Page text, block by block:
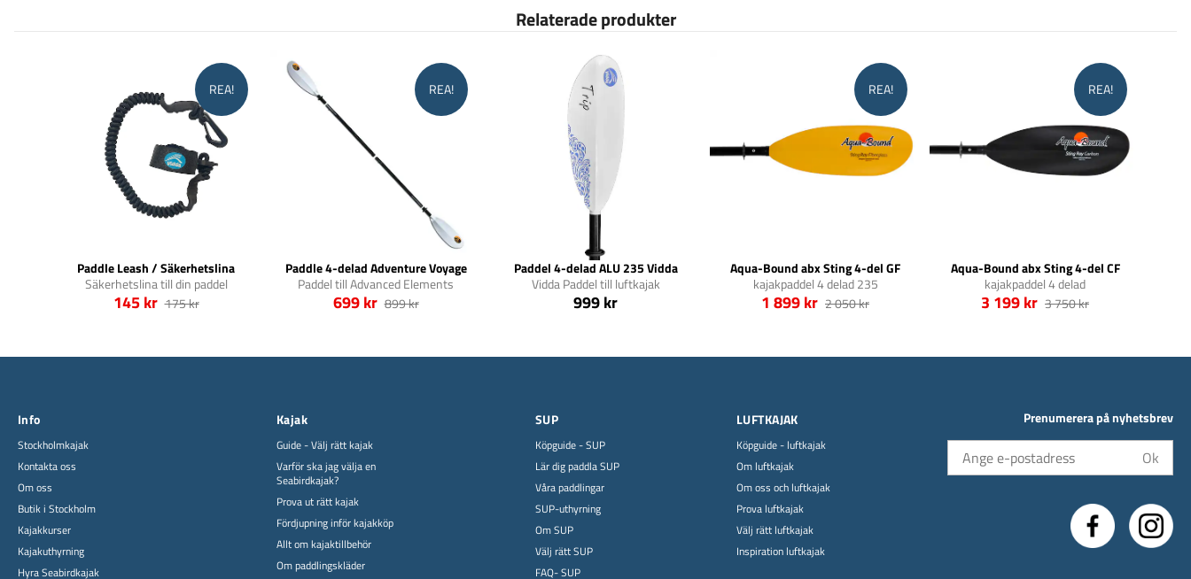
Relaterade produkter
REA!
Paddle Leash / Säkerhetslina
Säkerhetslina till din paddel
145 kr 175 kr
REA!
Paddle 4-delad Adventure Voyage
Paddel till Advanced Elements
699 kr 899 kr
Paddel 4-delad ALU 235 Vidda
Vidda Paddel till luftkajak
999 kr
REA!
Aqua-Bound abx Sting 4-del GF
kajakpaddel 4 delad 235
1 899 kr 2 050 kr
REA!
Aqua-Bound abx Sting 4-del CF
kajakpaddel 4 delad
3 199 kr 3 750 kr
Info
Stockholmkajak
Kontakta oss
Om oss
Butik i Stockholm
Kajakkurser
Kajakuthyrning
Hyra Seabirdkajak
Kajak
Guide - Välj rätt kajak
Varför ska jag välja en
Seabirdkajak?
Prova ut rätt kajak
Fördjupning inför kajakköp
Allt om kajaktillbehör
Om paddlingskläder
SUP
Köpguide - SUP
Lär dig paddla SUP
Våra paddlingar
SUP-uthyrning
Om SUP
Välj rätt SUP
FAQ- SUP
LUFTKAJAK
Köpguide - luftkajak
Om luftkajak
Om oss och luftkajak
Prova luftkajak
Välj rätt luftkajak
Inspiration luftkajak
Prenumerera på nyhetsbrev
Ok